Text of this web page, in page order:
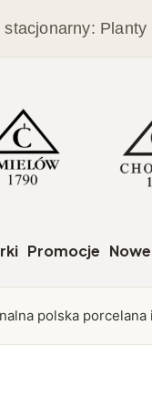
stacjonarny:
Promocje
polska porcelana